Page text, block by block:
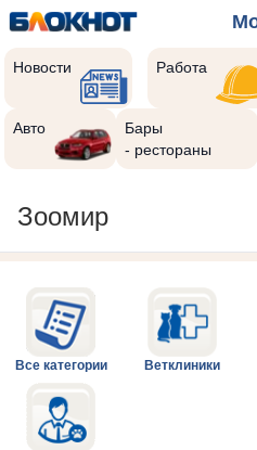
Новости Работа
Авто
Бары
- рестораны
Зоомир
Все категории Ветклиники